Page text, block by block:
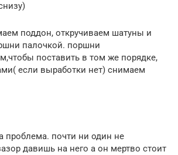
поддон, откручиваем шатуны и
палочкой. поршни
поставить в том же порядке,
если выработки нет) снимаем
проблема. почти ни один не
давишь на него а он мертво стоит